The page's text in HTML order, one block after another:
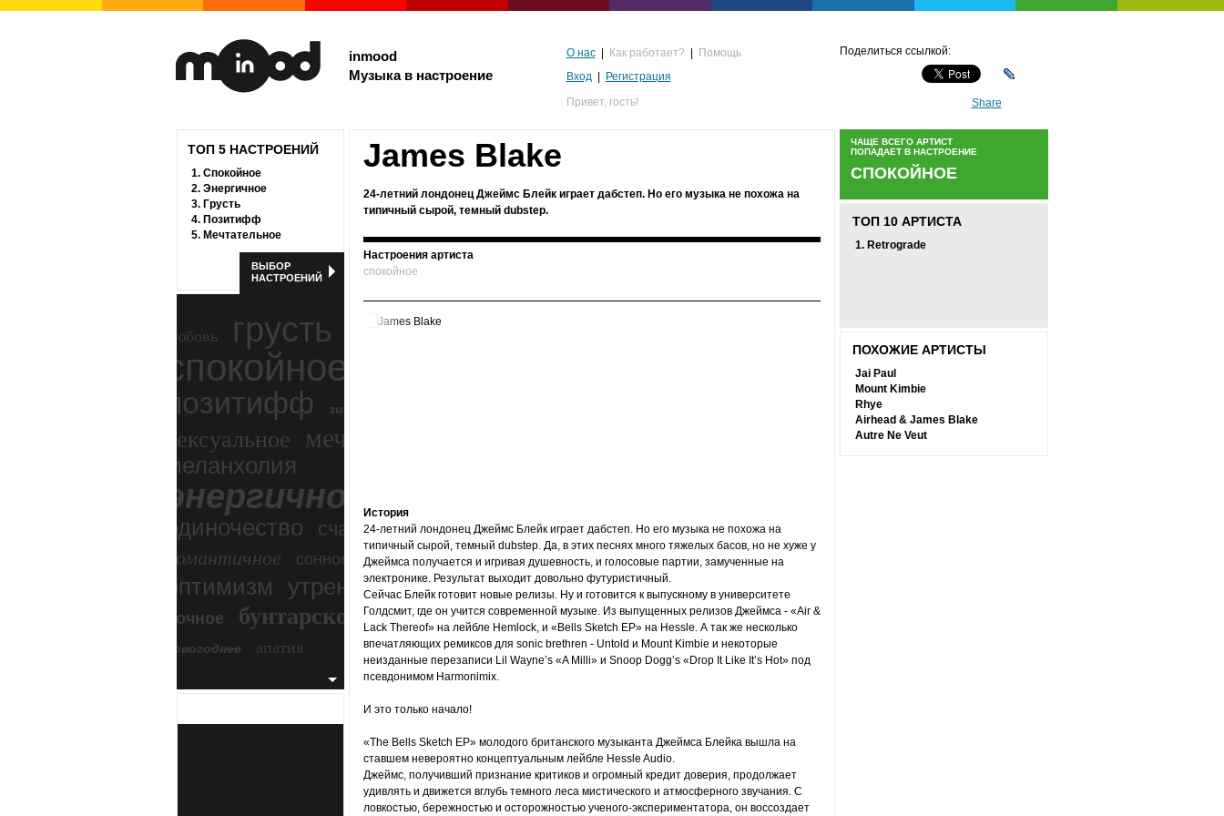
inmood
Музыка в настроение
О нас Как работает?
Помощь
Вход
Регистрация
Привет, гость!
Поделиться ссылкой:
Share
ТОП 5 НАСТРОЕНИЙ
1. Спокойное
2. Энергичное
3. Грусть
4. Позитифф
5. Мечтательное
ВЫБОР
НАСТРОЕНИЙ
любовь грусть
спокойное
позитифф зимний экстрим
сексуальное мечтательное
меланхолия
энергичное
одиночество счастье
романтичное сонное
оптимизм утреннее злость
ночное бунтарское
беспокойное
новогоднее
апатия
James Blake
24-летний лондонец Джеймс Блейк играет дабстеп. Но его музыка не похожа на
типичный сырой, темный dubstep.
Настроения артиста
спокойное
История
24-летний лондонец Джеймс Блейк играет дабстеп. Но его музыка не похожа на
типичный сырой, темный dubstep. Да, в этих песнях много тяжелых басов, но не хуже у
Джеймса получается и игривая душевность, и голосовые партии, замученные на
электронике. Результат выходит довольно футуристичный.
Сейчас Блейк готовит новые релизы. Ну и готовится к выпускному в университете
Голдсмит, где он учится современной музыке. Из выпущенных релизов Джеймса - «Air &
Lack Thereof» на лейбле Hemlock, и «Bells Sketch EP» на Hessle. А так же несколько
впечатляющих ремиксов для sonic brethren - Untold и Mount Kimbie и некоторые
неизданные перезаписи Lil Wayne’s «A Milli» и Snoop Dogg’s «Drop It Like It’s Hot» под
псевдонимом Harmonimix.
И это только начало!
«The Bells Sketch EP» молодого британского музыканта Джеймсa Блейкa вышла на
ставшем невероятно концептуальным лейбле Hessle Audio.
Джеймс, получивший признание критиков и огромный кредит доверия, продолжает
удивлять и движется вглубь темного леса мистического и атмосферного звучания. С
ловкостью, бережностью и осторожностью ученого-экспериментатора, он воссоздает
ЧАЩЕ ВСЕГО АРТИСТ
ПОПАДАЕТ В НАСТРОЕНИЕ
СПОКОЙНОЕ
ТОП 10 АРТИСТА
1. Retrograde
ПОХОЖИЕ АРТИСТЫ
Jai Paul
Mount Kimbie
Rhye
Airhead & James Blake
Autre Ne Veut